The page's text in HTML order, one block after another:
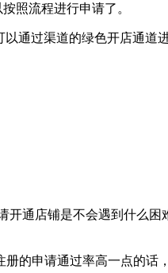
照流程进行申请了。
通过渠道的绿色开店通道
通店铺是不会遇到什么
的申请通过率高一点的话